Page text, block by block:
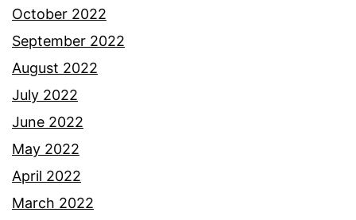
October 2022
September 2022
August 2022
July 2022
June 2022
May 2022
April 2022
March 2022